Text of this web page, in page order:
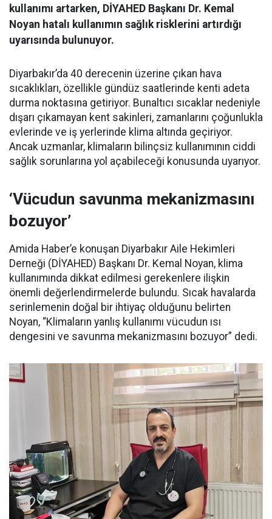
kullanımı artarken, DİYAHED Başkanı Dr. Kemal
Noyan hatalı kullanımın sağlık risklerini artırdığı
uyarısında bulunuyor.
Diyarbakır’da 40 derecenin üzerine çıkan hava
sıcaklıkları, özellikle gündüz saatlerinde kenti adeta
durma noktasına getiriyor. Bunaltıcı sıcaklar nedeniyle
dışarı çıkamayan kent sakinleri, zamanlarını çoğunlukla
evlerinde ve iş yerlerinde klima altında geçiriyor.
Ancak uzmanlar, klimaların bilinçsiz kullanımının ciddi
sağlık sorunlarına yol açabileceği konusunda uyarıyor.
‘Vücudun savunma mekanizmasını
bozuyor’
Amida Haber’e konuşan Diyarbakır Aile Hekimleri
Derneği (DİYAHED) Başkanı Dr. Kemal Noyan, klima
kullanımında dikkat edilmesi gerekenlere ilişkin
önemli değerlendirmelerde bulundu. Sıcak havalarda
serinlemenin doğal bir ihtiyaç olduğunu belirten
Noyan, “Klimaların yanlış kullanımı vücudun ısı
dengesini ve savunma mekanizmasını bozuyor” dedi.